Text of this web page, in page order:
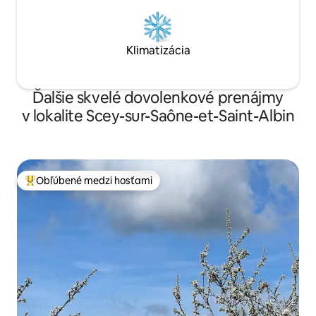
Klimatizácia
Ďalšie skvelé dovolenkové prenájmy
v lokalite Scey-sur-Saône-et-Saint-Albin
Najobľúbenejšie medzi hosťami
Obľúbené medzi hosťami